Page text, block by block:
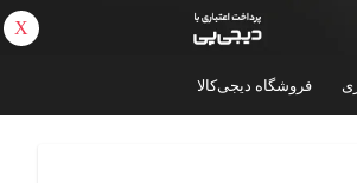
فروشگاه دیجی‌کالا
X